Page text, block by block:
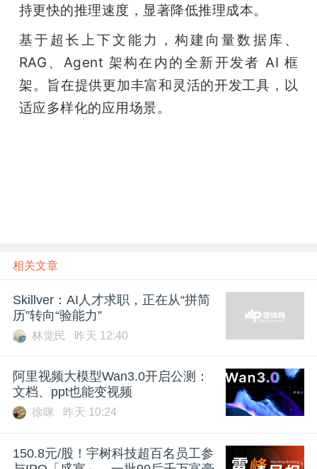
持更快的推理速度，显著降低推理成本。
基于超长上下文能力，构建向量数据库、
RAG、Agent 架构在内的全新开发者 AI 框
架。旨在提供更加丰富和灵活的开发工具，以
适应多样化的应用场景。
相关文章
Skillver：AI人才求职，正在从“拼简
历”转向“验能力”
林觉民 昨天 12:40
阿里视频大模型Wan3.0开启公测：
文档、ppt也能变视频
徐咪 昨天 10:24
150.8元/股！宇树科技超百名员工参